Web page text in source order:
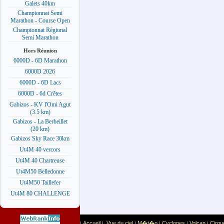
Galets 40km
Championnat Semi
Marathon - Course Open
Championnat Régional
Semi Marathon
Hors Réunion
6000D - 6D Marathon
6000D 2026
6000D - 6D Lacs
6000D - 6d Crêtes
Gabizos - KV l'Omi Agut
(3.5 km)
Gabizos - La Berbeillet
(20 km)
Gabizos Sky Race 30km
Ut4M 40 vercors
Ut4M 40 Chartreuse
Ut4M50 Belledonne
Ut4M50 Taillefer
Ut4M 80 CHALLENGE